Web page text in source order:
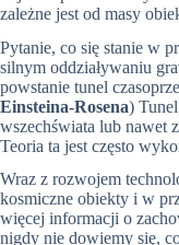
zależne jest od masy
Pytanie, co się stanie w
silnym oddziaływaniu
powstanie tunel
Einsteina-Rosena)
wszechświata lub nawet
Teoria ta jest często
Wraz z rozwojem
kosmiczne obiekty i w
więcej informacji o
nigdy nie dowiemy się,